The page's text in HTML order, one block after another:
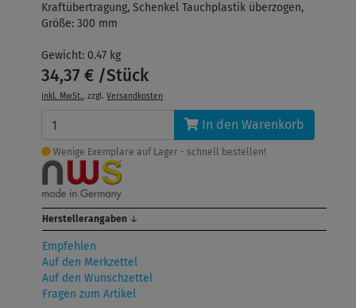
Kraftübertragung, Schenkel Tauchplastik überzogen,
Größe: 300 mm
Gewicht: 0.47 kg
34,37 € /Stück
inkl. MwSt., zzgl.Versandkosten
In den Warenkorb
Wenige Exemplare auf Lager - schnell bestellen!
Herstellerangaben ↓
Empfehlen
Auf den Merkzettel
Auf den Wunschzettel
Fragen zum Artikel